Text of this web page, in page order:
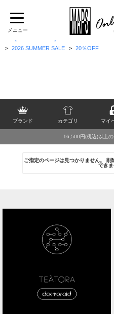
[M] >
トップス シャツ(半袖)
> 2026 SUMMER SALE > 20％OFF
ブランド カテゴリ マイ
16,500円(税込)以上
ご指定のページは見つかりません。
できま